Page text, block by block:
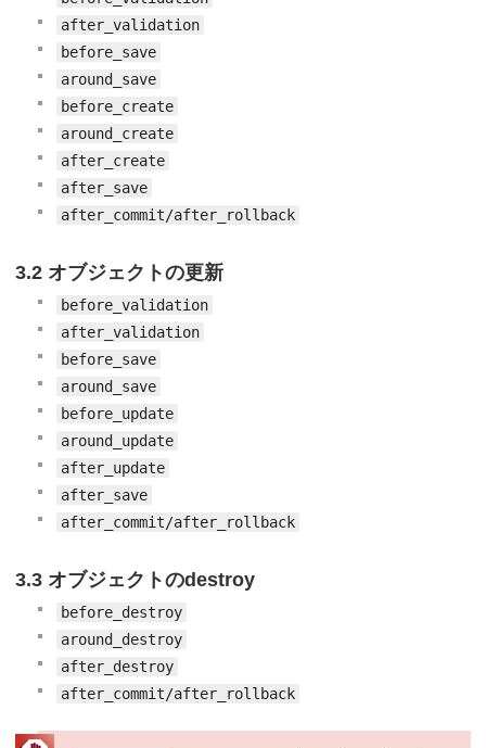
after_validation
before_save
around_save
before_create
around_create
after_create
after_save
after_commit/after_rollback
3.2 オブジェクトの更新
before_validation
after_validation
before_save
around_save
before_update
around_update
after_update
after_save
after_commit/after_rollback
3.3 オブジェクトのdestroy
before_destroy
around_destroy
after_destroy
after_commit/after_rollback